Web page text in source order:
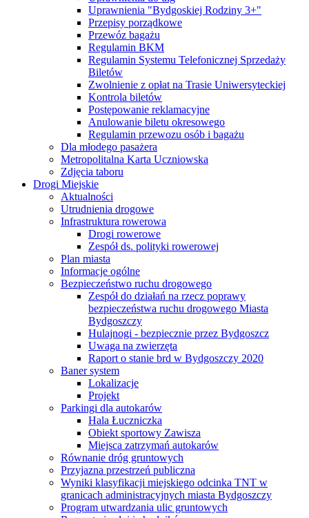
Uprawnienia "Bydgoskiej Rodziny 3+"
Przepisy porządkowe
Przewóz bagażu
Regulamin BKM
Regulamin Systemu Telefonicznej Sprzedaży
Biletów
Zwolnienie z opłat na Trasie Uniwersyteckiej
Kontrola biletów
Postępowanie reklamacyjne
Anulowanie biletu okresowego
Regulamin przewozu osób i bagażu
Dla młodego pasażera
Metropolitalna Karta Uczniowska
Zdjęcia taboru
Drogi Miejskie
Aktualności
Utrudnienia drogowe
Infrastruktura rowerowa
Drogi rowerowe
Zespół ds. polityki rowerowej
Plan miasta
Informacje ogólne
Bezpieczeństwo ruchu drogowego
Zespół do działań na rzecz poprawy
bezpieczeństwa ruchu drogowego Miasta
Bydgoszczy
Hulajnogi - bezpiecznie przez Bydgoszcz
Uwaga na zwierzęta
Raport o stanie brd w Bydgoszczy 2020
Baner system
Lokalizacje
Projekt
Parkingi dla autokarów
Hala Łuczniczka
Obiekt sportowy Zawisza
Miejsca zatrzymań autokarów
Równanie dróg gruntowych
Przyjazna przestrzeń publiczna
Wyniki klasyfikacji miejskiego odcinka TNT w
granicach administracyjnych miasta Bydgoszczy
Program utwardzania ulic gruntowych